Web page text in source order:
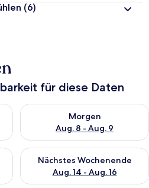
(6)
für diese Daten
für heute Nacht, Aug. 7 - Aug. 8.
Morgen
Aug. 8 - Aug. 9
Überprüfe die Verfügbarkeit
für dieses Wochenende, Aug. 7
Nächstes Wochenende
Aug. 14 - Aug. 16
Überprüfe die Verfügbarkeit